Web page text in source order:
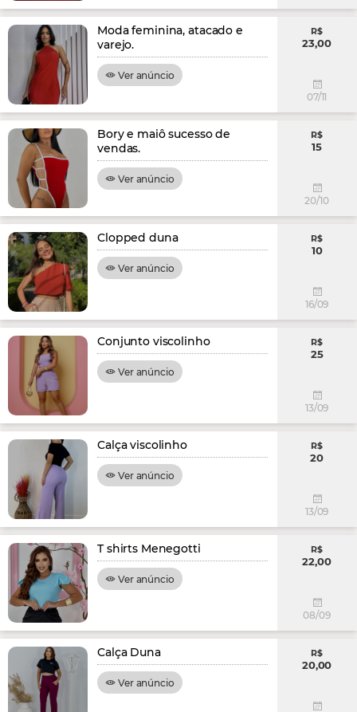
Moda feminina, atacado e
varejo.
Ver anúncio
R$
23,00
07/11
Bory e maiô sucesso de
vendas.
Ver anúncio
R$
15
20/10
Clopped duna
Ver anúncio
R$
10
16/09
Conjunto viscolinho
Ver anúncio
R$
25
13/09
Calça viscolinho
Ver anúncio
R$
20
13/09
T shirts Menegotti
Ver anúncio
R$
22,00
08/09
Calça Duna
Ver anúncio
R$
20,00